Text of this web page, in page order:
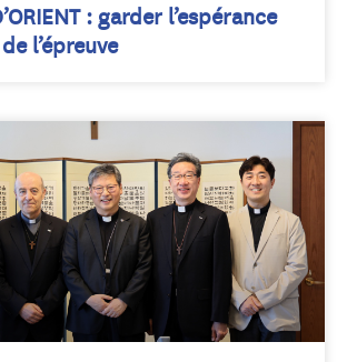
: garder l’espérance
l’épreuve